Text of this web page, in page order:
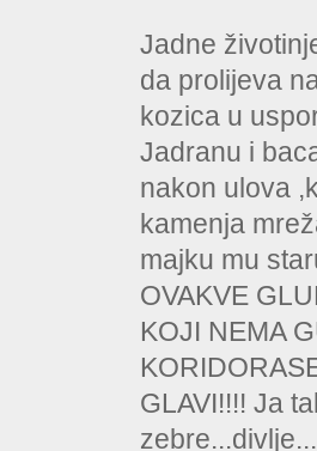
Jadne
da prolijeva
kozica u
Jadranu i
nakon ulova
kamenja
majku mu
OVAKVE
KOJI NEMA
GLAVI!!!! Ja